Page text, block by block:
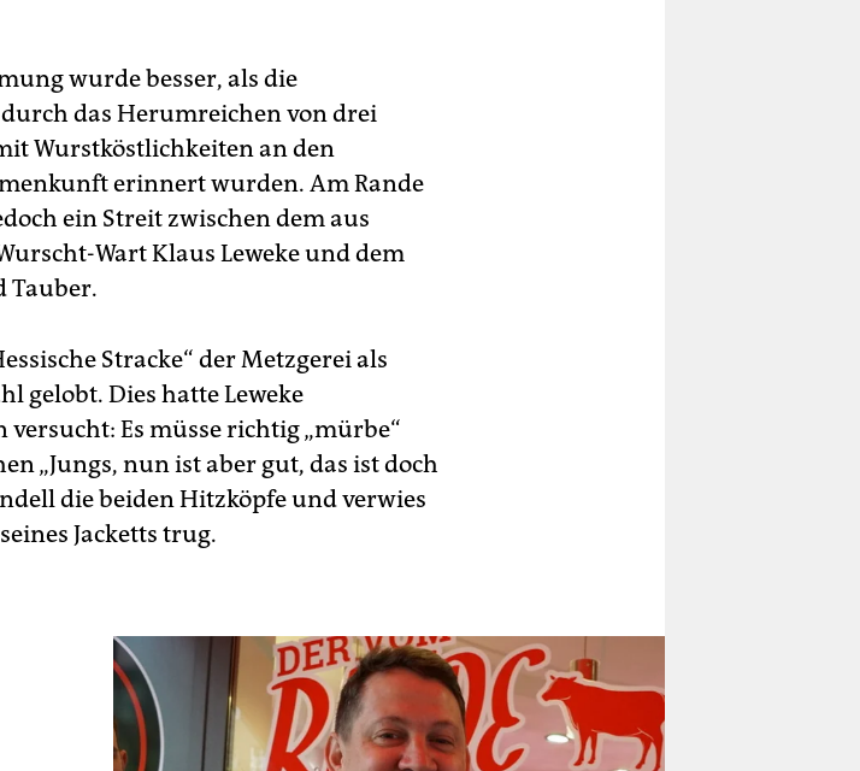
wurde besser, als die
das Herumreichen von drei
Wurstköstlichkeiten an den
erinnert wurden. Am Rande
ein Streit zwischen dem aus
Wart Klaus Leweke und dem
Tauber.
Stracke“ der Metzgerei als
gelobt. Dies hatte Leweke
Es müsse richtig „mürbe“
„Jungs, nun ist aber gut, das ist doch
die beiden Hitzköpfe und verwies
Jacketts trug.